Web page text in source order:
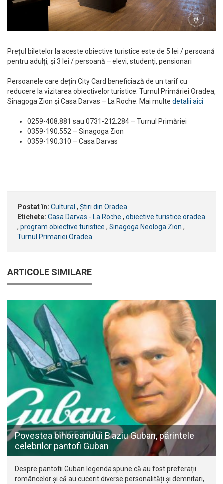
Prețul biletelor la aceste obiective turistice este de 5 lei / persoană
pentru adulți, și 3 lei / persoană – elevi, studenți, pensionari
Persoanele care dețin City Card beneficiază de un tarif cu
reducere la vizitarea obiectivelor turistice: Turnul Primăriei Oradea,
Sinagoga Zion și Casa Darvas – La Roche. Mai multe detalii aici
0259-408.881 sau 0731-212.284 – Turnul Primăriei
0359-190.552 – Sinagoga Zion
0359-190.310 – Casa Darvas
Postat în: Cultural , Știri din Oradea
Etichete: Casa Darvas - La Roche , obiective turistice oradea
, program obiective turistice , Sinagoga Neologa Zion ,
Turnul Primariei Oradea
ARTICOLE SIMILARE
Povestea bihoreanului Blaziu Guban, părintele
celebrilor pantofi Guban
Despre pantofii Guban legenda spune că au fost preferații
româncelor și că au cucerit diverse personalități și demnitari,